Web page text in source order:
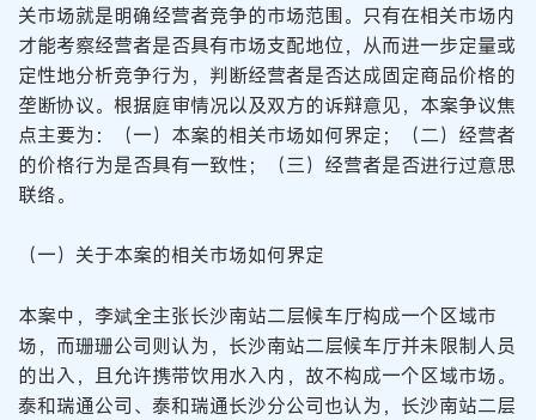
关市场就是明确经营者竞争的市场范围。只有在相关市场内
才能考察经营者是否具有市场支配地位，从而进一步定量或
定性地分析竞争行为，判断经营者是否达成固定商品价格的
垄断协议。根据庭审情况以及双方的诉辩意见，本案争议焦
点主要为：（一）本案的相关市场如何界定；（二）经营者
的价格行为是否具有一致性；（三）经营者是否进行过意思
联络。
（一）关于本案的相关市场如何界定
本案中，李斌全主张长沙南站二层候车厅构成一个区域市
场，而珊珊公司则认为，长沙南站二层候车厅并未限制人员
的出入，且允许携带饮用水入内，故不构成一个区域市场。
泰和瑞通公司、泰和瑞通长沙分公司也认为，长沙南站二层